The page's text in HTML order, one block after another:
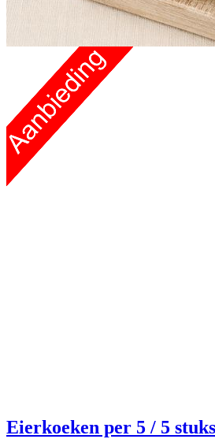
Eierkoeken per 5 / 5 stuks